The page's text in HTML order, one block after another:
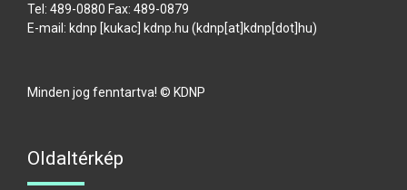
Tel: 489-0880 Fax: 489-0879
E-mail: kdnp [kukac] kdnp hu (kdnp[at]kdnp[dot]hu)
Minden jog fenntartva! © KDNP
Oldaltérkép